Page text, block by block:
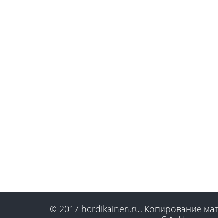
© 2017 hordikainen.ru. Копирование